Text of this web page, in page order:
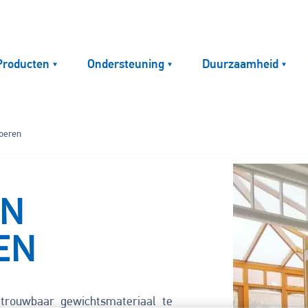
Ondersteuning Duurzaamheid
gewichtsmateriaal te
Image